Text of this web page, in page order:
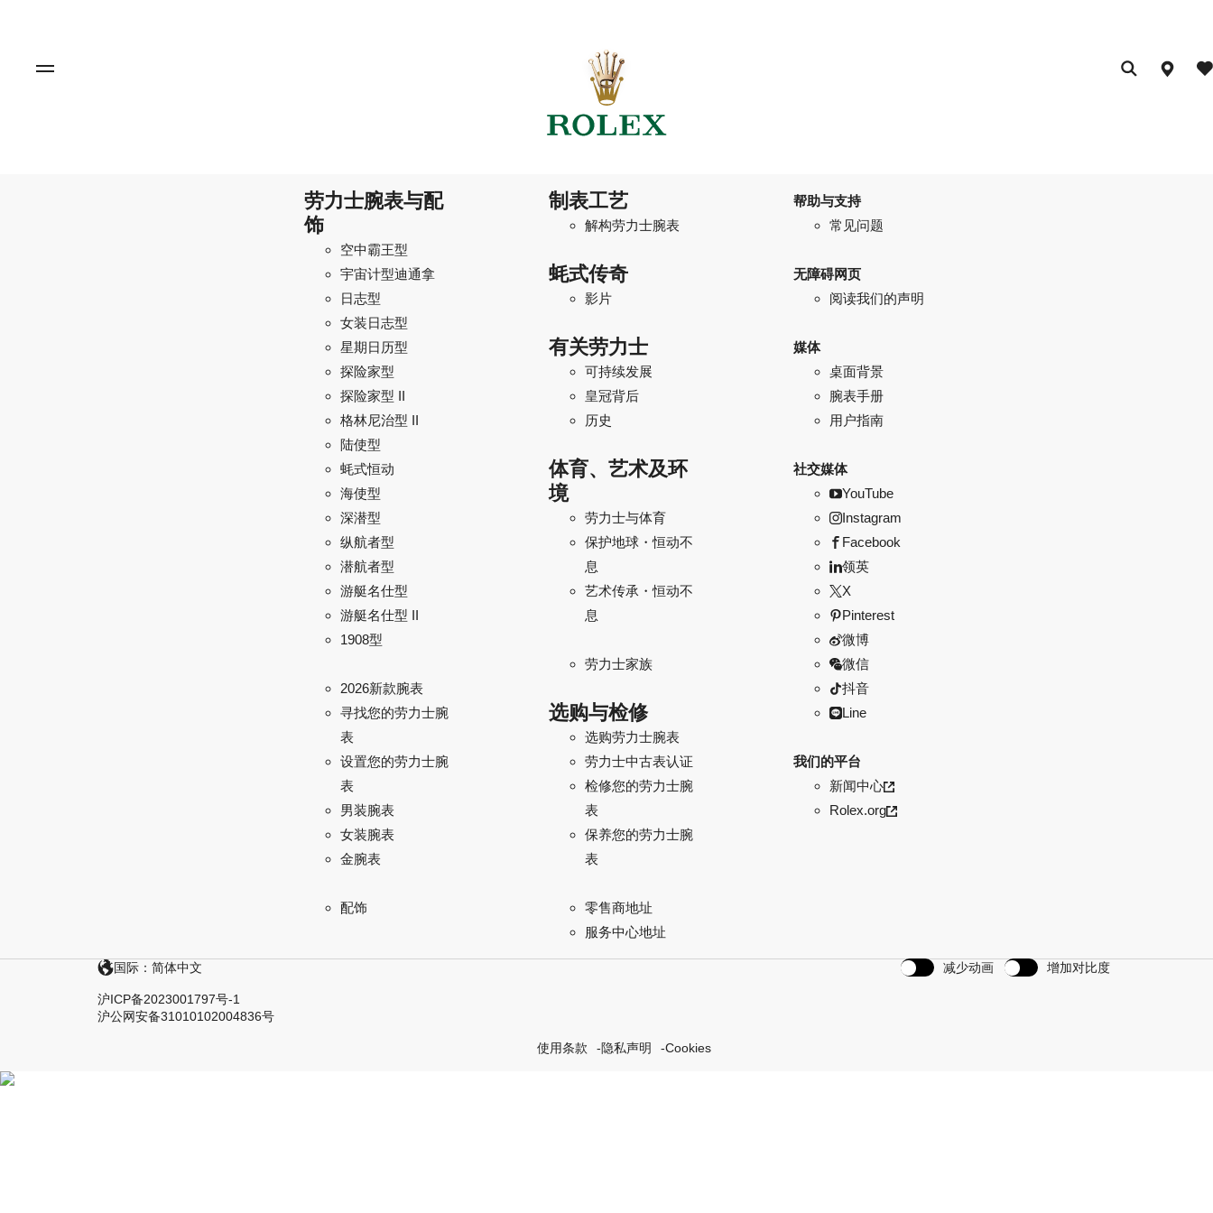
劳力士腕表与配
饰
空中霸王型
宇宙计型迪通拿
日志型
女装日志型
星期日历型
探险家型
探险家型 II
格林尼治型 II
陆使型
蚝式恒动
海使型
深潜型
纵航者型
潜航者型
游艇名仕型
游艇名仕型 II
1908型
2026新款腕表
寻找您的劳力士腕
表
设置您的劳力士腕
表
男装腕表
女装腕表
金腕表
配饰
制表工艺
解构劳力士腕表
蚝式传奇
影片
有关劳力士
可持续发展
皇冠背后
历史
体育、艺术及环
境
劳力士与体育
保护地球・恒动不
息
艺术传承・恒动不
息
劳力士家族
选购与检修
选购劳力士腕表
劳力士中古表认证
检修您的劳力士腕
表
保养您的劳力士腕
表
零售商地址
服务中心地址
帮助与支持
常见问题
无障碍网页
阅读我们的声明
媒体
桌面背景
腕表手册
用户指南
社交媒体
YouTube
Instagram
Facebook
领英
X
Pinterest
微博
微信
抖音
Line
我们的平台
新闻中心
Rolex.org
国际：简体中文 减少动画 增加对比度
沪ICP备2023001797号-1
沪公网安备31010102004836号
使用条款 隐私声明 Cookies